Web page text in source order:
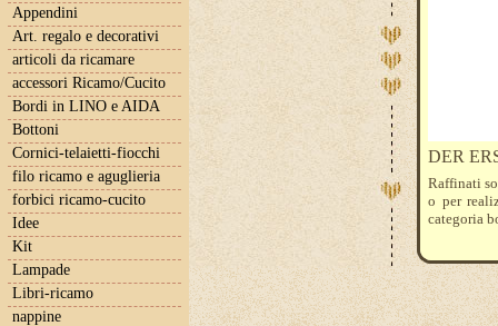
Appendini
Art. regalo e decorativi
articoli da ricamare
accessori Ricamo/Cucito
Bordi in LINO e AIDA
Bottoni
Cornici-telaietti-fiocchi
filo ricamo e aguglieria
forbici ricamo-cucito
Idee
Kit
Lampade
Libri-ricamo
nappine
DER
Raffinati
o per
categoria